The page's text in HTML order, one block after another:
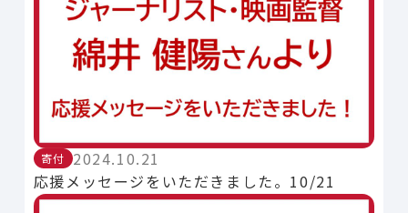
寄付
2024.10.21
応援メッセージをいただきました。10/21